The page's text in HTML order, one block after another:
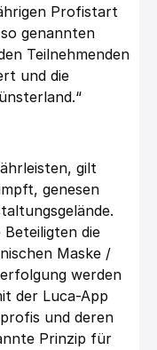
Profistart
genannten
Teilnehmenden
und die
gilt
genesen
die
Maske /
werden
der Luca-App
und deren
Prinzip für